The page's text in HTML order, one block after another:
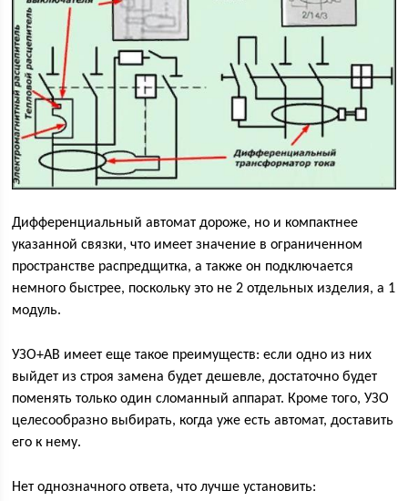
Дифференциальный автомат дороже, но и компактнее
указанной связки, что имеет значение в ограниченном
пространстве распредщитка, а также он подключается
немного быстрее, поскольку это не 2 отдельных изделия, а 1
модуль.
УЗО+АВ имеет еще такое преимуществ: если одно из них
выйдет из строя замена будет дешевле, достаточно будет
поменять только один сломанный аппарат. Кроме того, УЗО
целесообразно выбирать, когда уже есть автомат, доставить
его к нему.
Нет однозначного ответа, что лучше установить: